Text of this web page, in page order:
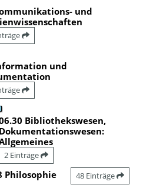
und
und
Bibliothekswesen,
Dokumentationswesen:
2 Einträge
Philosophie 48 Einträge